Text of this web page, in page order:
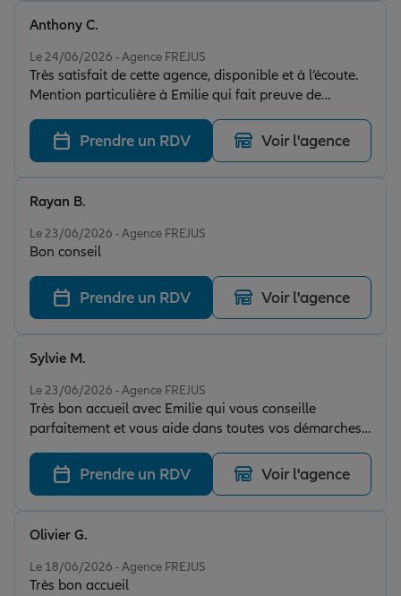
Tous nos devis d'assurance
Le 24/06/2026 - Agence FREJUS
Très satisfait de cette agence, disponible et à l’écoute.
Mention particulière à Emilie qui fait preuve de
gentillesse et échanges sincères. Merci !
Anthony C.
Prendre un RDV Voir l'agence
Le 23/06/2026 - Agence FREJUS
Bon conseil
Rayan B.
Prendre un RDV Voir l'agence
Le 23/06/2026 - Agence FREJUS
Très bon accueil avec Emilie qui vous conseille
parfaitement et vous aide dans toutes vos démarches
en matière d'assurance. Professionnelle, elle vous
accompagne avec rigueur dans la gestion ou la
souscription de vos contrats.
Sylvie M.
Prendre un RDV Voir l'agence
Le 18/06/2026 - Agence FREJUS
Très bon accueil
Olivier G.